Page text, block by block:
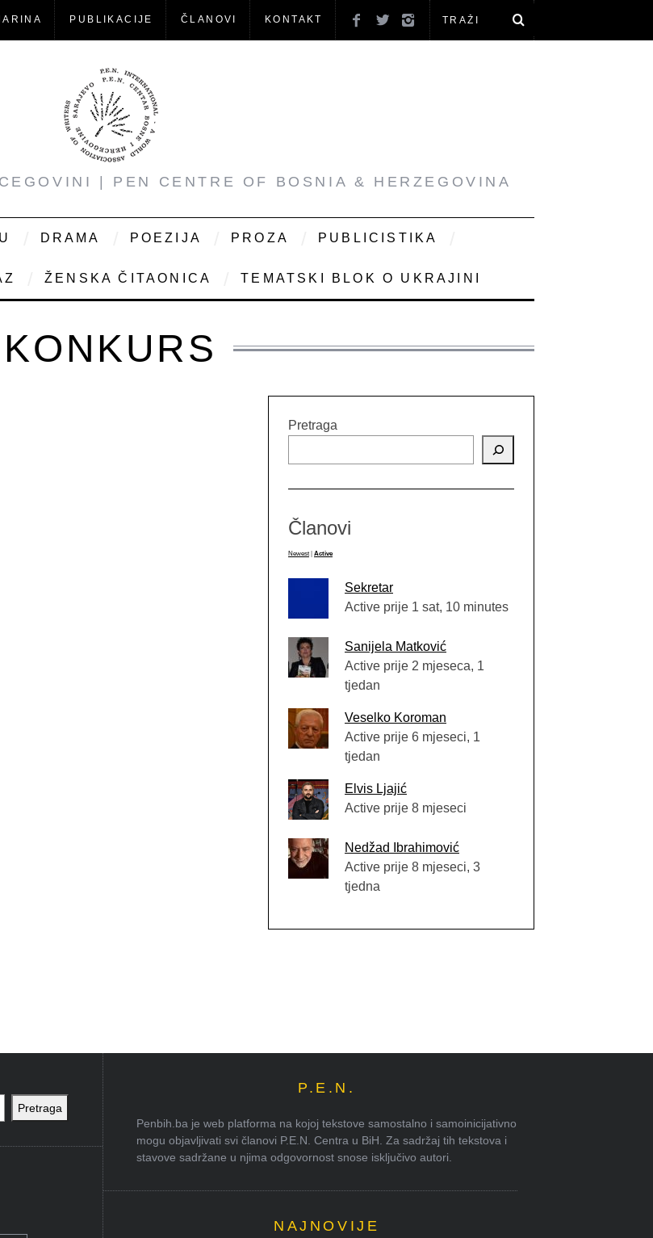
PUBLIKACIJE ČLANOVI KONTAKT
| PEN CENTRE OF BOSNIA & HERZEGOVINA
DRAMA POEZIJA PROZA PUBLICISTIKA
ŽENSKA ČITAONICA TEMATSKI BLOK O UKRAJINI
KONKURS
Pretraga
Članovi
Newest Active
Sekretar
Active prije 1 sat, 10 minutes
Sanijela Matković
Active prije 2 mjeseca, 1
tjedan
Veselko Koroman
Active prije 6 mjeseci, 1
tjedan
Elvis Ljajić
Active prije 8 mjeseci
Nedžad Ibrahimović
Active prije 8 mjeseci, 3
tjedna
Pretraga
P.E.N.
Penbih.ba je web platforma na kojoj tekstove samostalno i samoinicijativno
mogu objavljivati svi članovi P.E.N. Centra u BiH. Za sadržaj tih tekstova i
stavove sadržane u njima odgovornost snose isključivo autori.
NAJNOVIJE